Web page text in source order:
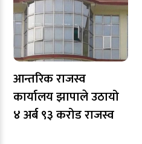
आन्तरिक राजस्व
कार्यालय झापाले उठायो
४ अर्ब ९३ करोड राजस्व